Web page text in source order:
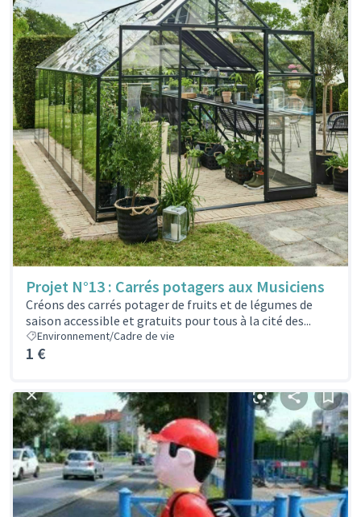
Projet N°13 : Carrés potagers aux Musiciens
Créons des carrés potager de fruits et de légumes de
saison accessible et gratuits pour tous à la cité des...
Environnement/Cadre de vie
1 €